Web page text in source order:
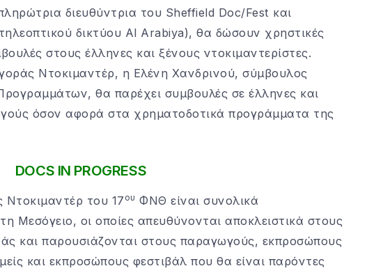
διευθύντρια του Sheffield Doc/Fest και
δικτύου Al Arabiya), θα δώσουν χρηστικές
στους έλληνες και ξένους ντοκιμαντερίστες.
Ντοκιμαντέρ, η Ελένη Χανδρινού, σύμβουλος
θα παρέχει συμβουλές σε έλληνες και
όσον αφορά στα χρηματοδοτικά προγράμματα της
DOCS IN PROGRESS
του 17ου ΦΝΘ είναι συνολικά
Μεσόγειο, οι οποίες απευθύνονται αποκλειστικά στους
και παρουσιάζονται στους παραγωγούς, εκπροσώπους
και εκπροσώπους φεστιβάλ που θα είναι παρόντες